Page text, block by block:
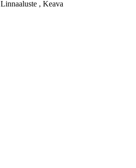
Linnaaluste , Keava